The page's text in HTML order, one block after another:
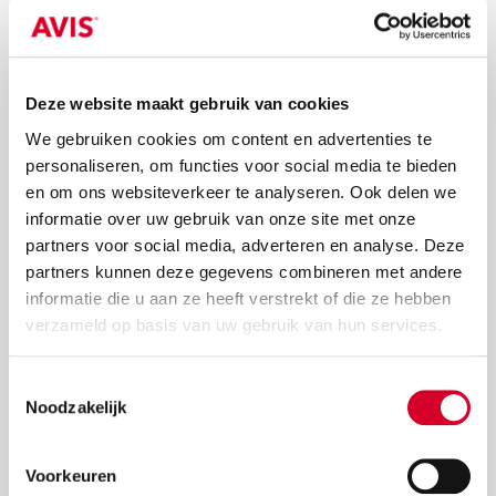
Deze website maakt gebruik van cookies
We gebruiken cookies om content en advertenties te
personaliseren, om functies voor social media te bieden
en om ons websiteverkeer te analyseren. Ook delen we
informatie over uw gebruik van onze site met onze
partners voor social media, adverteren en analyse. Deze
partners kunnen deze gegevens combineren met andere
informatie die u aan ze heeft verstrekt of die ze hebben
verzameld op basis van uw gebruik van hun services.
Noodzakelijk
Voorkeuren
Minimale leeftijd bestuurder 21 jaar
Diesel
Automaat
3 zitplaatsen
8700 kg laadverm.
48 m³ inhoud.
Rijbewijs C